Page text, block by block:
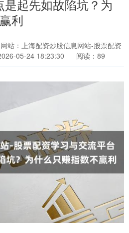
起先如故陷坑？为
利
网站：上海配资炒股信息网站-股票配资
05-24 18:23:30 阅读：89